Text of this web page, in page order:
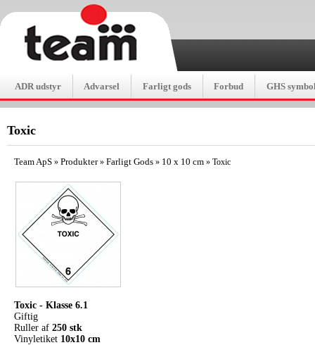
ADR udstyr Advarsel Farligt gods Forbud GHS
Toxic
Team ApS » Produkter» Farligt Gods » 10 x 10 cm » Toxic
Toxic - Klasse 6.1
Giftig
Ruller af 250 stk
Vinyletiket 10x10 cm